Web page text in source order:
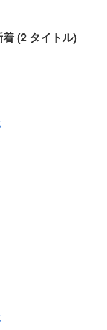
(2 タイトル)